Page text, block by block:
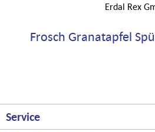
Erdal Rex
Frosch Granatapfel
Service